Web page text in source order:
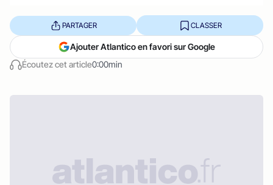
Écoutez cet article0:00min
PARTAGER CLASSER
Ajouter Atlantico en favori sur Google